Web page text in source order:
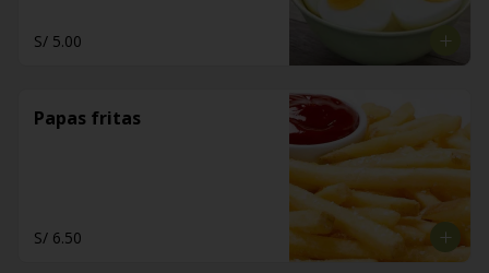
S/ 5.00
Papas fritas
S/ 6.50